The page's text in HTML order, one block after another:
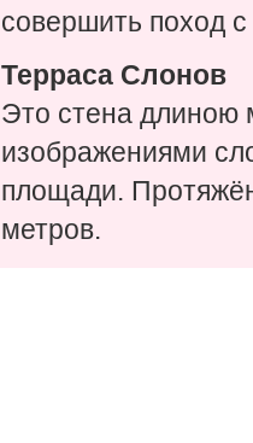
совершить поход
Терраса Слонов
Это стена длиною
изображениями
площади.
метров.